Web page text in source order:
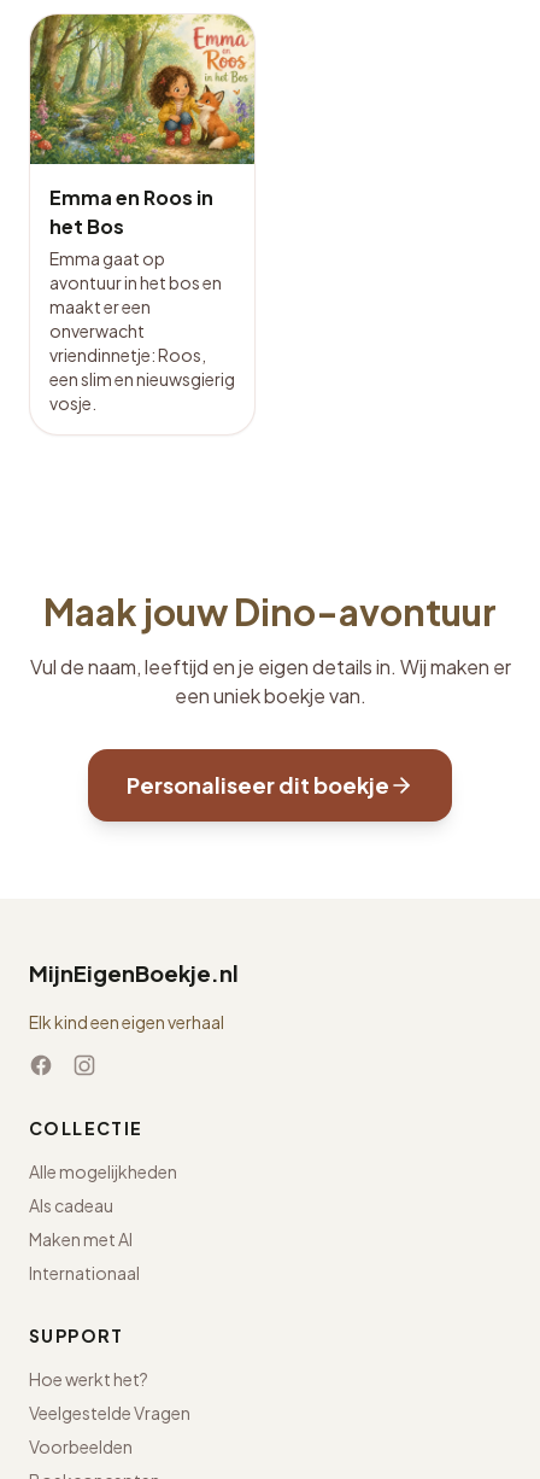
Emma en Roos in
het Bos
Emma gaat op
avontuur in het bos en
maakt er een
onverwacht
vriendinnetje: Roos,
een slim en nieuwsgierig
vosje.
Maak jouw Dino-avontuur
Vul de naam, leeftijd en je eigen details in. Wij maken er
een uniek boekje van.
Personaliseer dit boekje
MijnEigenBoekje.nl
Elk kind een eigen verhaal
COLLECTIE
Alle mogelijkheden
Als cadeau
Maken met AI
Internationaal
SUPPORT
Hoe werkt het?
Veelgestelde Vragen
Voorbeelden